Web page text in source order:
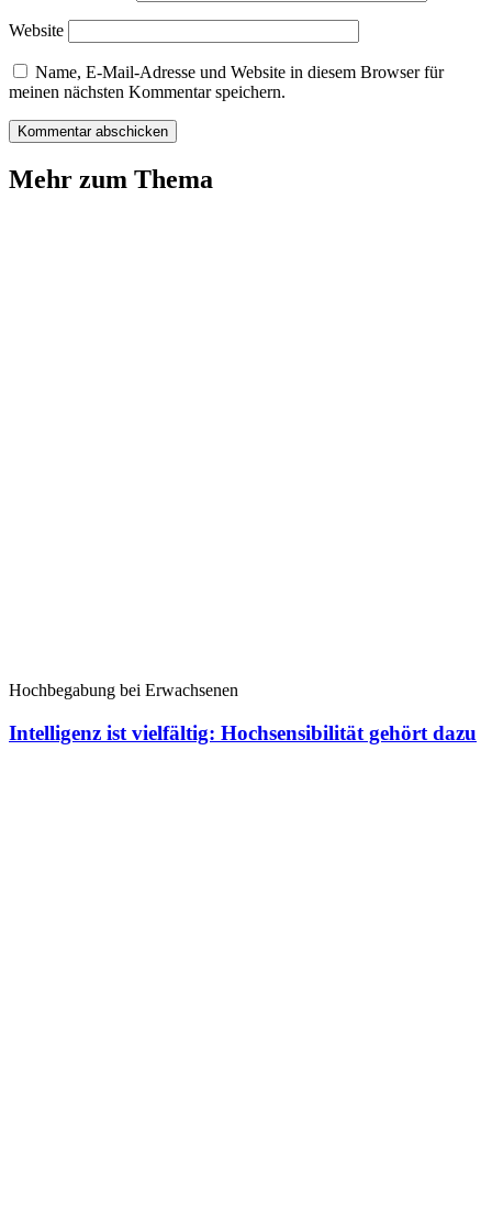
Website
Name, E-Mail-Adresse und Website in diesem Browser für
meinen nächsten Kommentar speichern.
Mehr zum Thema
Hochbegabung bei Erwachsenen
Intelligenz ist vielfältig: Hochsensibilität gehört dazu